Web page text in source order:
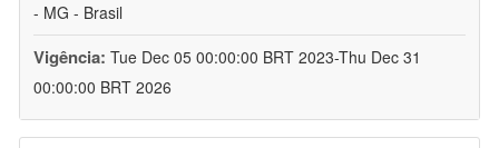
- MG - Brasil
Vigência: Tue Dec 05 00:00:00 BRT 2023-Thu Dec 31
00:00:00 BRT 2026